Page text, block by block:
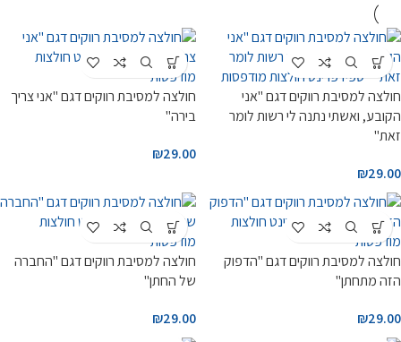
חולצה למסיבת רווקים דגם "אני
הקובע, ואשתי נתנה לי רשות לומר
זאת"
₪29.00
חולצה למסיבת רווקים דגם "אני צריך
בירה"
₪29.00
חולצה למסיבת רווקים דגם "הדפוק
הזה מתחתן"
₪29.00
חולצה למסיבת רווקים דגם "החברה
של החתן"
₪29.00